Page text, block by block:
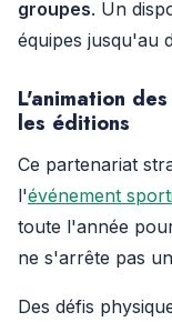
groupes. Un
équipes jusqu'au
L'animation
les éditions
Ce partenariat
l'événement
toute l'année
ne s'arrête pas
Des défis